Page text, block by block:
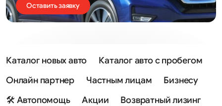
Оставить заявку
Каталог новых авто
Каталог авто с пробегом
Онлайн партнер
Частным лицам
Бизнесу
🛠 Автопомощь
Акции
Возвратный лизинг